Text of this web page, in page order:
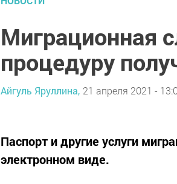
Миграционная
процедуру
Айгуль Яруллина, 21 апреля 2021 -
Паспорт и другие услуги
электронном виде.